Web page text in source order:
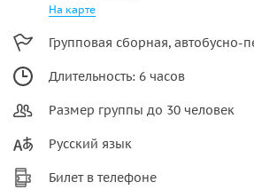
На карте
Групповая сборная, автобусно-
Длительность: 6 часов
Размер группы до 30 человек
Русский язык
Билет в телефоне